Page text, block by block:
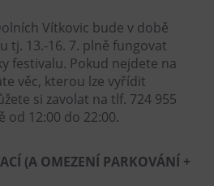
Vítkovic bude v době
tj. 13.-16. 7. plně fungovat
festivalu. Pokud nejdete na
věc, kterou lze vyřídit
si zavolat na tlf. 724 955
od 12:00 do 22:00.
(A OMEZENÍ PARKOVÁNÍ +